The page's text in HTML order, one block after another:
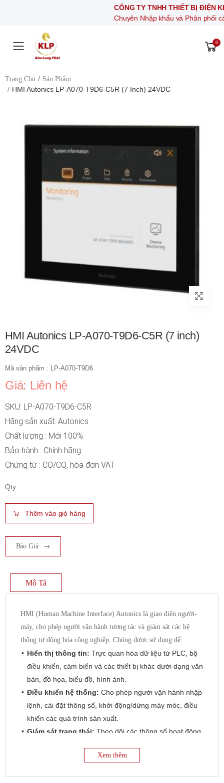
CÔNG TY TNHH THIẾT BỊ ĐIỆN KIM
Chuyên Nhập khẩu và Phân phối các thiết
Toggle mobile menu
0
Trang Chủ Sản Phẩm
HMI Autonics LP-A070-T9D6-C5R (7 Inch) 24VDC
HMI Autonics LP-A070-T9D6-C5R (7 inch)
24VDC
Mã sản phẩm : LP-A070-T9D6
Giá: Liên hệ
SKU: LP-A070-T9D6-C5R
Hãng sản xuất: Autonics
Chất lượng : Mới 100%
Bảo hành : Chính hãng
Chứng từ : CO/CQ, hóa đơn VAT
Qty:
Thêm vào giỏ hàng
Báo Giá
Mô Tả
HMI (Human Machine Interface) Autonics là giao diện người-
máy, cho phép người vận hành tương tác và giám sát các hệ
thống tự động hóa công nghiệp. Chúng được sử dụng để:
Hiển thị thông tin: Trực quan hóa dữ liệu từ PLC, bộ
điều khiển, cảm biến và các thiết bị khác dưới dạng văn
bản, đồ họa, biểu đồ, hình ảnh.
Điều khiển hệ thống: Cho phép người vận hành nhập
lệnh, cài đặt thông số, khởi động/dừng máy móc, điều
khiển các quá trình sản xuất.
Giám sát trạng thái: Theo dõi các thông số hoạt động,
Xem thêm